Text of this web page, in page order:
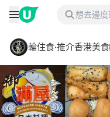
輪住食·推介香港美食